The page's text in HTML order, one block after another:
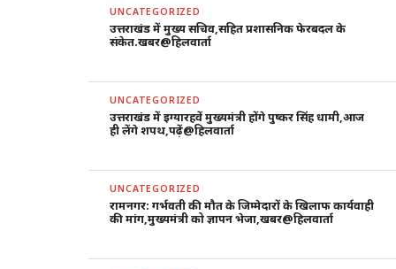
UNCATEGORIZED
उत्तराखंड में मुख्य सचिव,सहित प्रशासनिक फेरबदल के
संकेत.खबर@हिलवार्ता
UNCATEGORIZED
उत्तराखंड में इग्यारहवें मुख्यमंत्री होंगे पुष्कर सिंह धामी,आज
ही लेंगे शपथ,पढ़ें@हिलवार्ता
UNCATEGORIZED
रामनगर: गर्भवती की मौत के जिम्मेदारों के खिलाफ कार्यवाही
की मांग,मुख्यमंत्री को ज्ञापन भेजा,खबर@हिलवार्ता